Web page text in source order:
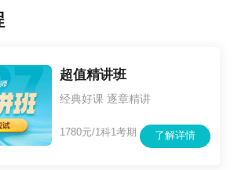
信息，防止他人抄袭。考试结
绩无效处理。
期间，要遵守考场规则，服从
理。若在考试过程中有违纪违规
专业技术人员资格考试违纪违规
超值精讲班
经典好课 逐章精讲
了解详情
1780元/1科1考期